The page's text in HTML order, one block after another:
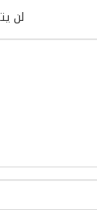
لن